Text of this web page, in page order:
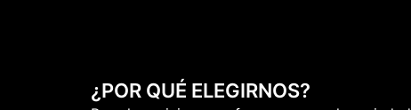
¿POR QUÉ ELEGIRNOS?